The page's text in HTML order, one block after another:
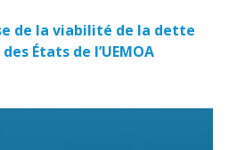
de la viabilité de la dette
États de l’UEMOA